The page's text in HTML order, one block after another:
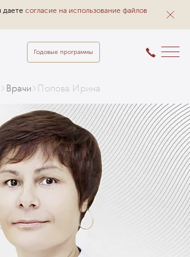
даете согласие на использование файлов
Годовые программы
Врачи Попова Ирина